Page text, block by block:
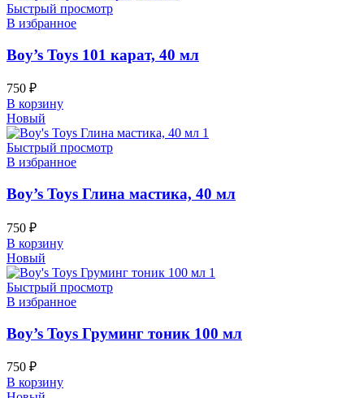
Быстрый просмотр
В избранное
Boy’s Toys 101 карат, 40 мл
750 ₽
В корзину
Новый
Быстрый просмотр
В избранное
Boy’s Toys Глина мастика, 40 мл
750 ₽
В корзину
Новый
Быстрый просмотр
В избранное
Boy’s Toys Груминг тоник 100 мл
750 ₽
В корзину